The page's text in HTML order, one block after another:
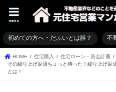
menu
初めての方へ・だふいとは誰？ 不
HOME 住宅購入
住宅ローン・資金計画
その繰り上げ返済ちょっと待った！繰り上げ
とは！